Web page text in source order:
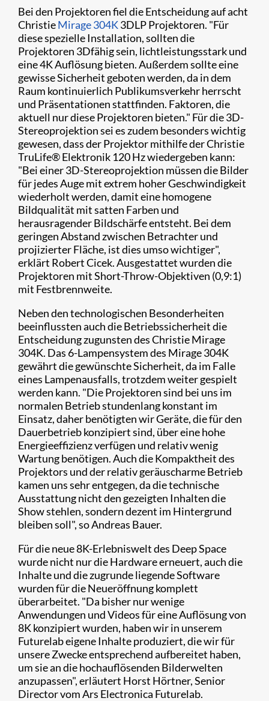
Bei den Projektoren fiel die Entscheidung auf acht
ChristieMirage 304K3DLP Projektoren. "Für
diese spezielle Installation, sollten die
Projektoren 3Dfähig sein, lichtleistungsstark und
eine 4K Auflösung bieten. Außerdem sollte eine
gewisse Sicherheit geboten werden, da in dem
Raum kontinuierlich Publikumsverkehr herrscht
und Präsentationen stattfinden. Faktoren, die
aktuell nur diese Projektoren bieten." Für die 3D-
Stereoprojektion sei es zudem besonders wichtig
gewesen, dass der Projektor mithilfe der Christie
TruLife®Elektronik 120 Hz wiedergeben kann:
"Bei einer 3D-Stereoprojektion müssen die Bilder
für jedes Auge mit extrem hoher Geschwindigkeit
wiederholt werden, damit eine homogene
Bildqualität mit satten Farben und
herausragender Bildschärfe entsteht. Bei dem
geringen Abstand zwischen Betrachter und
projizierter Fläche, ist dies umso wichtiger",
erklärt Robert Cicek. Ausgestattet wurden die
Projektoren mit Short-Throw-Objektiven (0,9:1)
mit Festbrennweite.
Neben den technologischen Besonderheiten
beeinflussten auch die Betriebssicherheit die
Entscheidung zugunsten des Christie Mirage
304K. Das 6-Lampensystem des Mirage 304K
gewährt die gewünschte Sicherheit, da im Falle
eines Lampenausfalls, trotzdem weiter gespielt
werden kann. "Die Projektoren sind bei uns im
normalen Betrieb stundenlang konstant im
Einsatz, daher benötigten wir Geräte, die für den
Dauerbetrieb konzipiert sind, über eine hohe
Energieeffizienz verfügen und relativ wenig
Wartung benötigen. Auch die Kompaktheit des
Projektors und der relativ geräuscharme Betrieb
kamen uns sehr entgegen, da die technische
Ausstattung nicht den gezeigten Inhalten die
Show stehlen, sondern dezent im Hintergrund
bleiben soll", so Andreas Bauer.
Für die neue 8K-Erlebniswelt des Deep Space
wurde nicht nur die Hardware erneuert, auch die
Inhalte und die zugrunde liegende Software
wurden für die Neueröffnung komplett
überarbeitet. "Da bisher nur wenige
Anwendungen und Videos für eine Auflösung von
8K konzipiert wurden, haben wir in unserem
Futurelab eigene Inhalte produziert, die wir für
unsere Zwecke entsprechend aufbereitet haben,
um sie an die hochauflösenden Bilderwelten
anzupassen", erläutert Horst Hörtner, Senior
Director vom Ars Electronica Futurelab.